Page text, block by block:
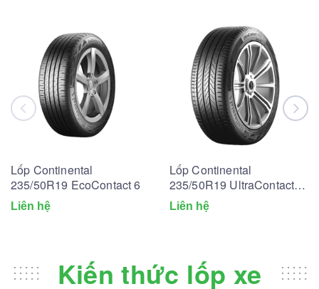
Lốp Continental
235/50R19 EcoContact 6
Liên hệ
Lốp Continental
235/50R19 UltraContact
UC6
Liên hệ
Kiến thức lốp xe